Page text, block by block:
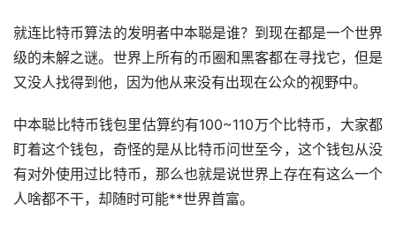
就连比特币算法的发明者中本聪是谁？到现在都是一个世界
级的未解之谜。世界上所有的币圈和黑客都在寻找它，但是
又没人找得到他，因为他从来没有出现在公众的视野中。
中本聪比特币钱包里估算约有100~110万个比特币，大家都
盯着这个钱包，奇怪的是从比特币问世至今，这个钱包从没
有对外使用过比特币，那么也就是说世界上存在有这么一个
人啥都不干，却随时可能**世界首富。